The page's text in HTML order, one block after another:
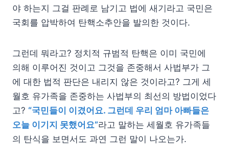
야 하는지 그걸 판례로 남기고 법에 새기라고 국민은
국회를 압박하여 탄핵소추안을 발의한 것이다.
그런데 뭐라고? 정치적 규범적 탄핵은 이미 국민에
의해 이루어진 것이고 그것을 존중해서 사법부가 그
에 대한 법적 판단은 내리지 않은 것이라고? 그게 세
월호 유가족을 존중하는 사법부의 최선의 방법이었다
고? “국민들이 이겼어요. 그런데 우리 엄마 아빠들은
오늘 이기지 못했어요”라고 말하는 세월호 유가족들
의 탄식을 보면서도 과연 그런 말이 나오는가.